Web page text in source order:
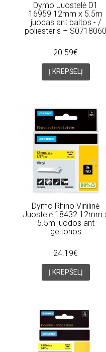
Dymo Juostelė D1
16959 12mm x 5.5m
juodas ant baltos - /
poliesteris – S0718060
20.59€
Į KREPŠELĮ
Dymo Rhino Vinilinė
Juostelė 18432 12mm
5.5m juodos ant
geltonos
24.19€
Į KREPŠELĮ